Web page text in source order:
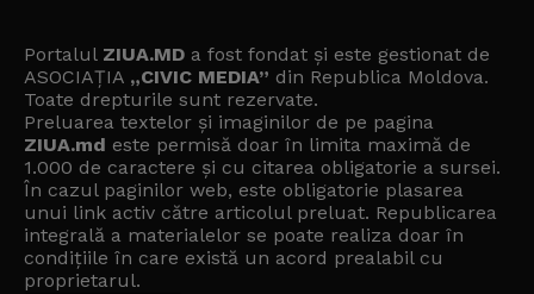
Portalul ZIUA.MD a fost fondat și este gestionat de
ASOCIAȚIA „CIVIC MEDIA” din Republica Moldova.
Toate drepturile sunt rezervate.
Preluarea textelor și imaginilor de pe pagina
ZIUA.md este permisă doar în limita maximă de
1.000 de caractere și cu citarea obligatorie a sursei.
În cazul paginilor web, este obligatorie plasarea
unui link activ către articolul preluat. Republicarea
integrală a materialelor se poate realiza doar în
condițiile în care există un acord prealabil cu
proprietarul.